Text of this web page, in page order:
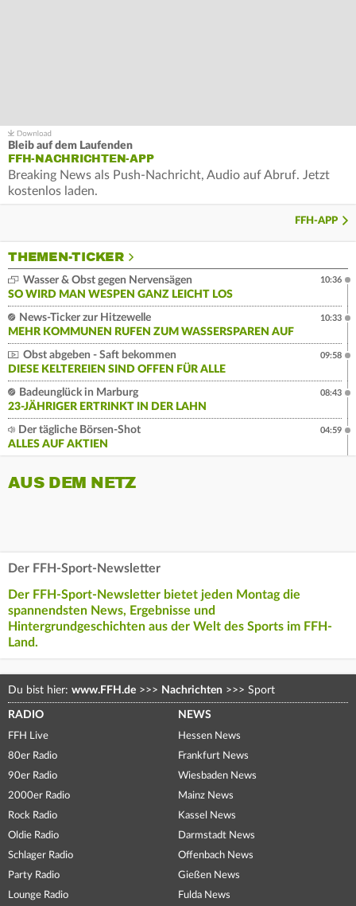
Bleib auf dem Laufenden
FFH-NACHRICHTEN-APP
Breaking News als Push-Nachricht, Audio auf Abruf. Jetzt
kostenlos laden.
FFH-APP
THEMEN-TICKER
Wasser & Obst gegen Nervensägen
SO WIRD MAN WESPEN GANZ LEICHT LOS
10:36
News-Ticker zur Hitzewelle
MEHR KOMMUNEN RUFEN ZUM WASSERSPAREN AUF
10:33
Obst abgeben - Saft bekommen
DIESE KELTEREIEN SIND OFFEN FÜR ALLE
09:58
Badeunglück in Marburg
23-JÄHRIGER ERTRINKT IN DER LAHN
08:43
Der tägliche Börsen-Shot
ALLES AUF AKTIEN
04:59
AUS DEM NETZ
Der FFH-Sport-Newsletter
Der FFH-Sport-Newsletter bietet jeden Montag die
spannendsten News, Ergebnisse und
Hintergrundgeschichten aus der Welt des Sports im FFH-
Land.
Du bist hier: www.FFH.de >>> Nachrichten >>> Sport
RADIO
FFH Live
80er Radio
90er Radio
2000er Radio
Rock Radio
Oldie Radio
Schlager Radio
Party Radio
Lounge Radio
NEWS
Hessen News
Frankfurt News
Wiesbaden News
Mainz News
Kassel News
Darmstadt News
Offenbach News
Gießen News
Fulda News